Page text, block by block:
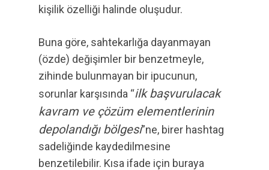
kişilik özelliği halinde oluşudur.
Buna göre, sahtekarlığa dayanmayan
(özde) değişimler bir benzetmeyle,
zihinde bulunmayan bir ipucunun,
sorunlar karşısında “ilk başvurulacak
kavram ve çözüm elementlerinin
depolandığı bölgesi”ne, birer hashtag
sadeliğinde kaydedilmesine
benzetilebilir. Kısa ifade için buraya